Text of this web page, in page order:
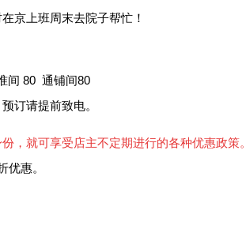
京上班周末去院子帮忙！
80 通铺间80
订请提前致电。
，就可享受店主不定期进行的各种优惠政策
惠。